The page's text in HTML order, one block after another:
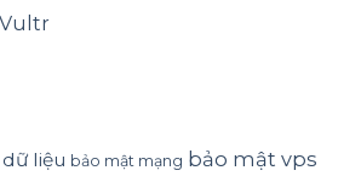
Vultr
liệu bảo mật mạng bảo mật vps